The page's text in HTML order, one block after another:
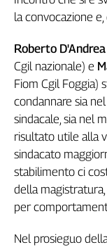
di
Genova,
sangue
della
ragione
anni
Cgil
Collettiva
Academy
Collettiva
Rubriche
Collettiva
la convocazione e,
Roberto D'Andrea
Cgil nazionale) e
Fiom Cgil Foggia)
condannare sia
sindacale, sia nel
risultato utile alla
sindacato
stabilimento ci
della
per
Nel prosieguo